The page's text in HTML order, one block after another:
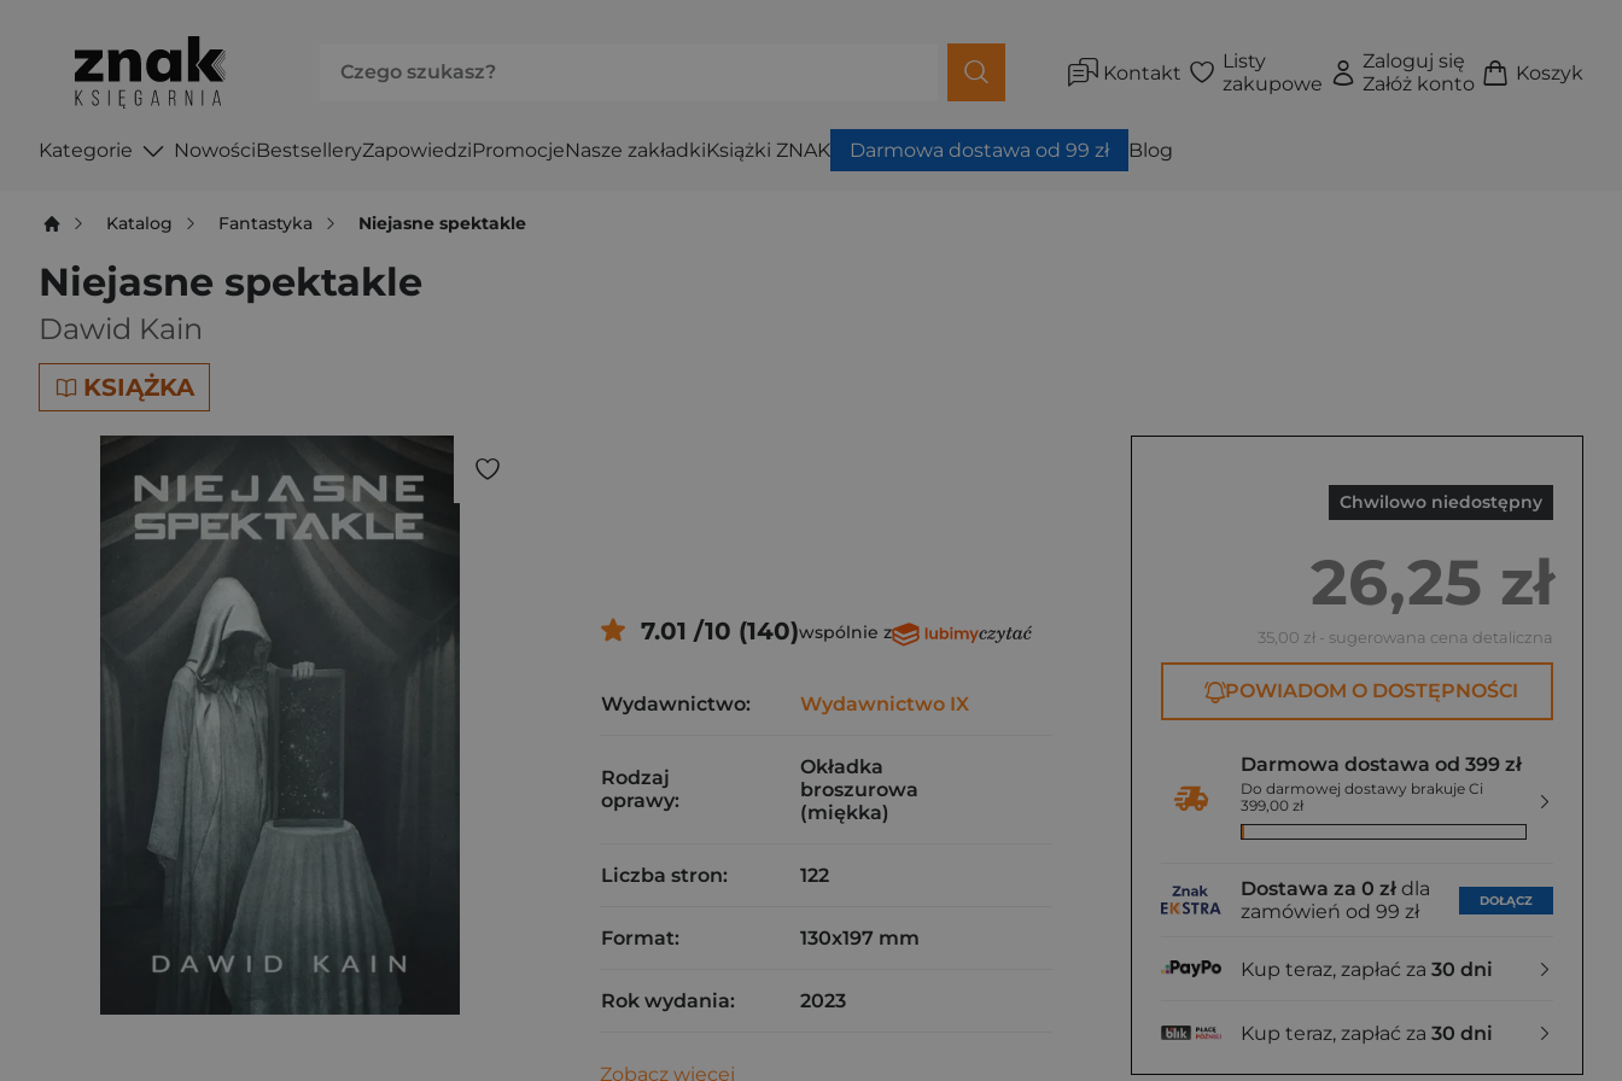
Kontakt
Listy
zakupowe
Zaloguj się
Załóż konto
Koszyk
Kategorie NowościBestselleryZapowiedziPromocjeNasze zakładkiKsiążki ZNAK Darmowa dostawa od 99 zł Blog
Katalog Fantastyka Niejasne spektakle
Niejasne spektakle
Dawid Kain
KSIĄŻKA
Chwilowo niedostępny
26,25 zł
35,00 zł - sugerowana cena detaliczna
POWIADOM O DOSTĘPNOŚCI
Darmowa dostawa od 399 zł
Do darmowej dostawy brakuje Ci
399,00 zł
Dostawa za 0 zł dla
zamówień od 99 zł
DOŁĄCZ
Kup teraz, zapłać za 30 dni
Kup teraz, zapłać za 30 dni
7.01 /10 (140)wspólnie z
Wydawnictwo: Wydawnictwo IX
Rodzaj
oprawy:
Okładka
broszurowa
(miękka)
Liczba stron: 122
Format: 130x197 mm
Rok wydania: 2023
Zobacz więcej